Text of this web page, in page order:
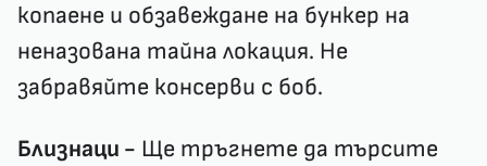
копаене и обзавеждане на бункер на
неназована тайна локация. Не
забравяйте консерви с боб.
Близнаци - Ще тръгнете да търсите